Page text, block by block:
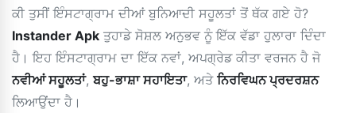
ਕੀ ਤੁਸੀਂ ਇੰਸਟਾਗ੍ਰਾਮ ਦੀਆਂ ਬੁਨਿਆਦੀ ਸਹੂਲਤਾਂ ਤੋਂ ਥੱਕ ਗਏ ਹੋ?
Instander Apk ਤੁਹਾਡੇ ਸੋਸ਼ਲ ਅਨੁਭਵ ਨੂੰ ਇੱਕ ਵੱਡਾ ਹੁਲਾਰਾ ਦਿੰਦਾ
ਹੈ। ਇਹ ਇੰਸਟਾਗ੍ਰਾਮ ਦਾ ਇੱਕ ਨਵਾਂ, ਅਪਗ੍ਰੇਡ ਕੀਤਾ ਵਰਜਨ ਹੈ ਜੋ
ਨਵੀਆਂ ਸਹੂਲਤਾਂ,ਬਹੁ-ਭਾਸ਼ਾ ਸਹਾਇਤਾ, ਅਤੇ ਨਿਰਵਿਘਨ ਪ੍ਰਦਰਸ਼ਨ
ਲਿਆਉਂਦਾ ਹੈ।